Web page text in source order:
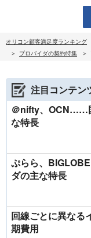
オリコン顧客満足度ランキング
プロバイダの契約特集
注目コンテン
＠nifty、OCN……
な特長
ぷらら、
ダの主な特長
回線ごとに異なる
期費用